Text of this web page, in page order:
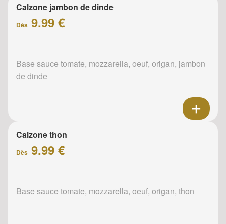
Calzone jambon de dinde
Dès 9.99 €
Base sauce tomate, mozzarella, oeuf, origan, jambon
de dinde
Calzone thon
Dès 9.99 €
Base sauce tomate, mozzarella, oeuf, origan, thon